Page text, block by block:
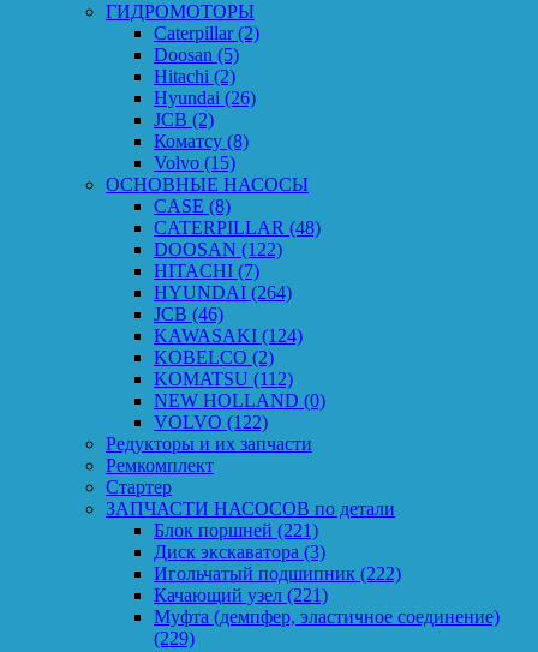
ГИДРОМОТОРЫ
Caterpillar(2)
Doosan (5)
Hitachi (2)
Hyundai (26)
JCB (2)
Коматсу (8)
Volvo (15)
ОСНОВНЫЕ НАСОСЫ
CASE (8)
CATERPILLAR (48)
DOOSAN (122)
HITACHI (7)
HYUNDAI (264)
JCB (46)
KAWASAKI (124)
KOBELCO (2)
KOMATSU (112)
NEW HOLLAND (0)
VOLVO (122)
Редукторы и их запчасти
Ремкомплект
Стартер
ЗАПЧАСТИ НАСОСОВ по детали
Блок поршней (221)
Диск экскаватора (3)
Игольчатый подшипник (222)
Качающий узел (221)
Муфта (демпфер, эластичное соединение)
(229)